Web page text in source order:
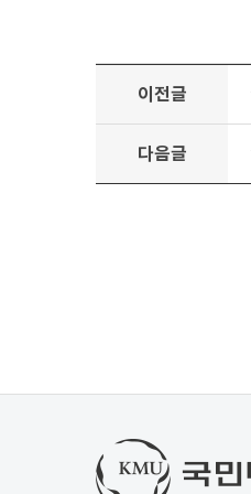
이전글
다음글